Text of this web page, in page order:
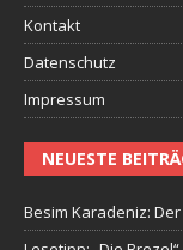
Kontakt
Datenschutz
Impressum
NEUESTE
Besim Karadeniz: